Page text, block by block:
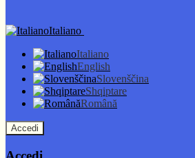
Italiano
Italiano
English
Slovenščina
Shqiptare
Română
Accedi